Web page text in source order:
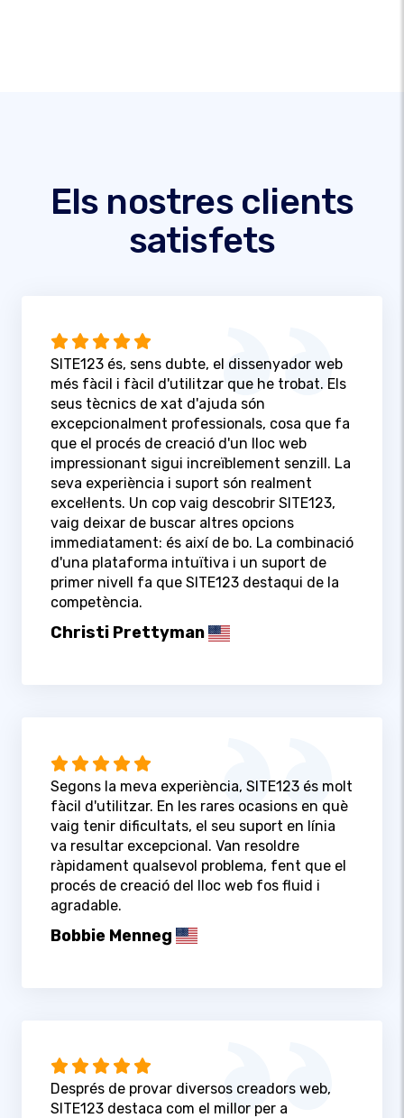
Els nostres clients
satisfets
SITE123 és, sens dubte, el dissenyador web
més fàcil i fàcil d'utilitzar que he trobat. Els
seus tècnics de xat d'ajuda són
excepcionalment professionals, cosa que fa
que el procés de creació d'un lloc web
impressionant sigui increïblement senzill. La
seva experiència i suport són realment
excel·lents. Un cop vaig descobrir SITE123,
vaig deixar de buscar altres opcions
immediatament: és així de bo. La combinació
d'una plataforma intuïtiva i un suport de
primer nivell fa que SITE123 destaqui de la
competència.
Christi Prettyman
Segons la meva experiència, SITE123 és molt
fàcil d'utilitzar. En les rares ocasions en què
vaig tenir dificultats, el seu suport en línia
va resultar excepcional. Van resoldre
ràpidament qualsevol problema, fent que el
procés de creació del lloc web fos fluid i
agradable.
Bobbie Menneg
Després de provar diversos creadors web,
SITE123 destaca com el millor per a